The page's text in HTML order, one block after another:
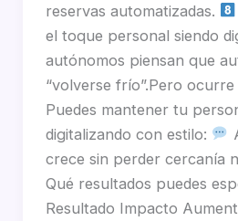
reservas automatizadas.
el toque personal siendo
autónomos piensan que
“volverse frío”.Pero
Puedes mantener tu
digitalizando con estilo:
crece sin perder cercanía
Qué resultados puedes
Resultado Impacto